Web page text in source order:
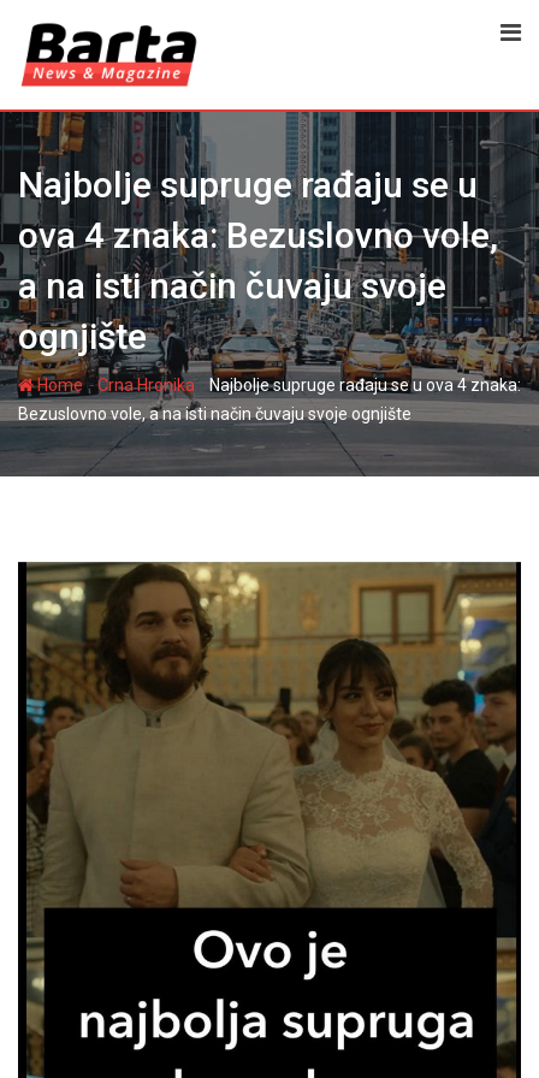
content
Najbolje supruge rađaju se u
ova 4 znaka: Bezuslovno vole,
a na isti način čuvaju svoje
ognjište
Home-Crna Hronika -Najbolje supruge rađaju se u ova 4 znaka:
Bezuslovno vole, a na isti način čuvaju svoje ognjište